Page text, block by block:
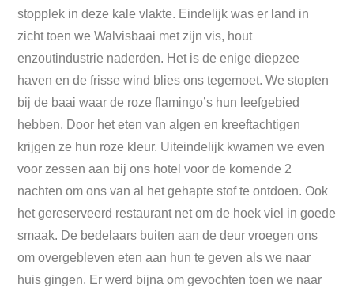
stopplek in deze kale vlakte. Eindelijk was er land in
zicht toen we Walvisbaai met zijn vis, hout
enzoutindustrie naderden. Het is de enige diepzee
haven en de frisse wind blies ons tegemoet. We stopten
bij de baai waar de roze flamingo’s hun leefgebied
hebben. Door het eten van algen en kreeftachtigen
krijgen ze hun roze kleur. Uiteindelijk kwamen we even
voor zessen aan bij ons hotel voor de komende 2
nachten om ons van al het gehapte stof te ontdoen. Ook
het gereserveerd restaurant net om de hoek viel in goede
smaak. De bedelaars buiten aan de deur vroegen ons
om overgebleven eten aan hun te geven als we naar
huis gingen. Er werd bijna om gevochten toen we naar